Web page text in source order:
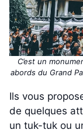
C’est un
abords du Grand
Ils vous
de quelques
un tuk-tuk ou